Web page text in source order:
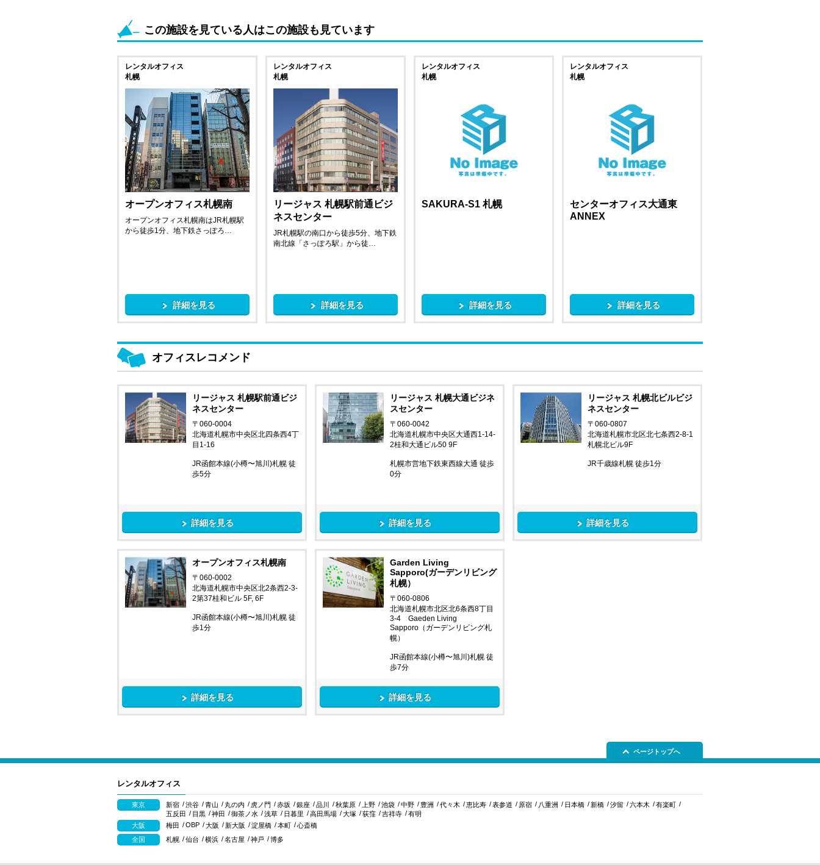
この施設を見ている人はこの施設も見ています
レンタルオフィス
札幌
オープンオフィス札幌南
オープンオフィス札幌南はJR札幌駅
から徒歩1分、地下鉄さっぽろ…
詳細を見る
レンタルオフィス
札幌
リージャス 札幌駅前通ビジ
ネスセンター
JR札幌駅の南口から徒歩5分、地下鉄
南北線「さっぽろ駅」から徒…
詳細を見る
レンタルオフィス
札幌
SAKURA-S1 札幌
詳細を見る
レンタルオフィス
札幌
センターオフィス大通東
ANNEX
詳細を見る
オフィスレコメンド
リージャス 札幌駅前通ビジ
ネスセンター
〒060-0004
北海道札幌市中央区北四条西4丁
目1-16
JR函館本線(小樽〜旭川)札幌 徒
歩5分
詳細を見る
リージャス 札幌大通ビジネ
スセンター
〒060-0042
北海道札幌市中央区大通西1-14-
2桂和大通ビル50 9F
札幌市営地下鉄東西線大通 徒歩
0分
詳細を見る
リージャス 札幌北ビルビジ
ネスセンター
〒060-0807
北海道札幌市北区北七条西2-8-1
札幌北ビル9F
JR千歳線札幌 徒歩1分
詳細を見る
オープンオフィス札幌南
〒060-0002
北海道札幌市中央区北2条西2-3-
2第37桂和ビル 5F, 6F
JR函館本線(小樽〜旭川)札幌 徒
歩1分
詳細を見る
Garden Living
Sapporo(ガーデンリビング
札幌）
〒060-0806
北海道札幌市北区北6条西8丁目
3-4 Gaeden Living
Sapporo（ガーデンリビング札
幌）
JR函館本線(小樽〜旭川)札幌 徒
歩7分
詳細を見る
ページトップへ
レンタルオフィス
東京 新宿 渋谷 青山 丸の内 虎ノ門 赤坂 銀座 品川 秋葉原 上野 池袋 中野 豊洲 代々木 恵比寿 表参道 原宿 八重洲 日本橋 新橋 汐留 六本木
有楽町
五反田
目黒 神田 御茶ノ水 浅草 日暮里 高田馬場 大塚 荻窪 吉祥寺
有明
大阪
梅田 OBP 大阪 新大阪 淀屋橋 本町
心斎橋
全国
札幌 仙台 横浜 名古屋 神戸 博多